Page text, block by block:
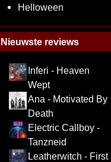
Helloween
Nieuwste reviews
Inferi - Heaven
Wept
Ana - Motivated By
Death
Electric Callboy -
Tanzneid
Leatherwitch - First